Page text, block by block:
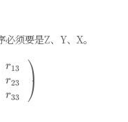
须要是Z、Y、X。
r13
r23
r33 ⎠
⎞